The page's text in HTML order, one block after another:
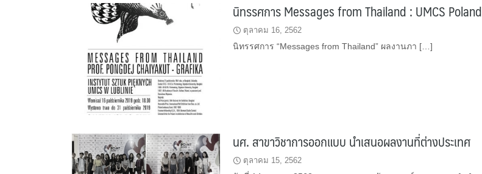
นิทรรศการ​ Messages from​ Thailand​ : UMCS Poland
ตุลาคม 16, 2562
นิทรรศการ “Messages from Thailand” ผลงาน​ภา […]
นศ. สาขาวิชาการออกแบบ นำเสนอผลงานที่ต่างประเทศ
ตุลาคม 15, 2562